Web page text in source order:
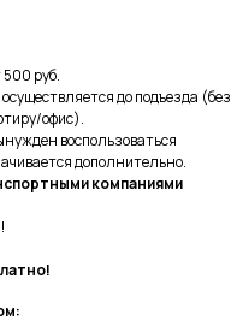
500 руб.
до подъезда (без
офис).
воспользоваться
дополнительно.
компаниями